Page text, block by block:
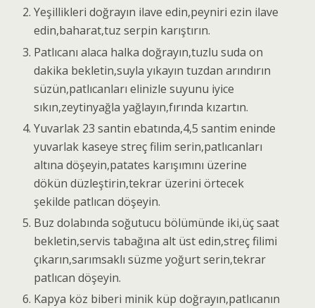
Yeşillikleri doğrayın ilave edin,peyniri ezin ilave
edin,baharat,tuz serpin karıştırın.
Patlıcanı alaca halka doğrayın,tuzlu suda on
dakika bekletin,suyla yıkayın tuzdan arındırın
süzün,patlıcanları elinizle suyunu iyice
sıkın,zeytinyağla yağlayın,fırında kızartın.
Yuvarlak 23 santin ebatında,4,5 santim eninde
yuvarlak kaseye streç filim serin,patlıcanları
altına döşeyin,patates karışımını üzerine
dökün düzleştirin,tekrar üzerini örtecek
şekilde patlıcan döşeyin.
Buz dolabında soğutucu bölümünde iki,üç saat
bekletin,servis tabağına alt üst edin,streç filimi
çıkarın,sarımsaklı süzme yoğurt serin,tekrar
patlıcan döşeyin.
Kapya köz biberi minik küp doğrayın,patlıcanın